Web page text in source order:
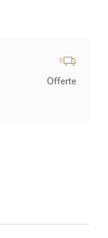
Offerte